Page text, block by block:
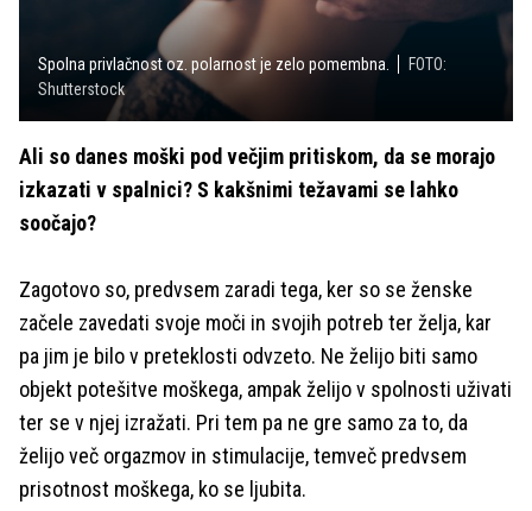
Spolna privlačnost oz. polarnost je zelo pomembna.
FOTO:
Shutterstock
Ali so danes moški pod večjim pritiskom, da se morajo
izkazati v spalnici? S kakšnimi težavami se lahko
soočajo?
Zagotovo so, predvsem zaradi tega, ker so se ženske
začele zavedati svoje moči in svojih potreb ter želja, kar
pa jim je bilo v preteklosti odvzeto. Ne želijo biti samo
objekt potešitve moškega, ampak želijo v spolnosti uživati
ter se v njej izražati. Pri tem pa ne gre samo za to, da
želijo več orgazmov in stimulacije, temveč predvsem
prisotnost moškega, ko se ljubita.